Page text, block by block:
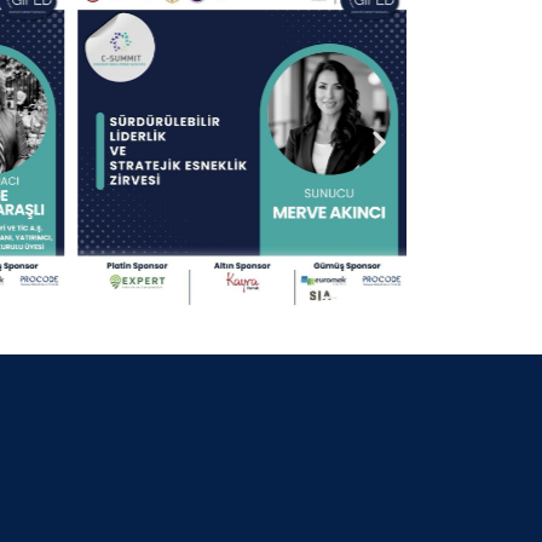
30 Nisan 2025
13.09.2024 KOCAELİ
30 Nisan 2025
25.07.2024 BURSA BELEDİYE
BAŞKANI
30 Nisan 2025
30 Nisan 2025